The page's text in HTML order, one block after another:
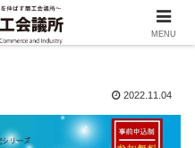
2022.11.04
MENU